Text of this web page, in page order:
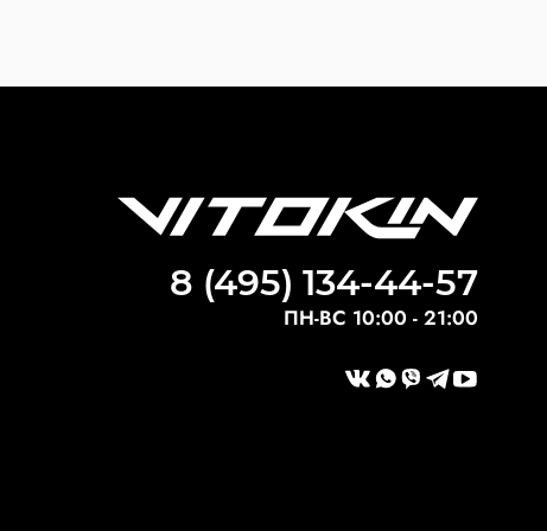
8 (495) 134-44-57
ПН-ВС 10:00 - 21:00